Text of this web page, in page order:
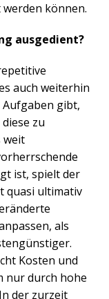
können.
ausgedient?
auch weiterhin
gibt,
zu
weit
ist, spielt der
quasi ultimativ
als
Kosten und
nur durch hohe
der zurzeit